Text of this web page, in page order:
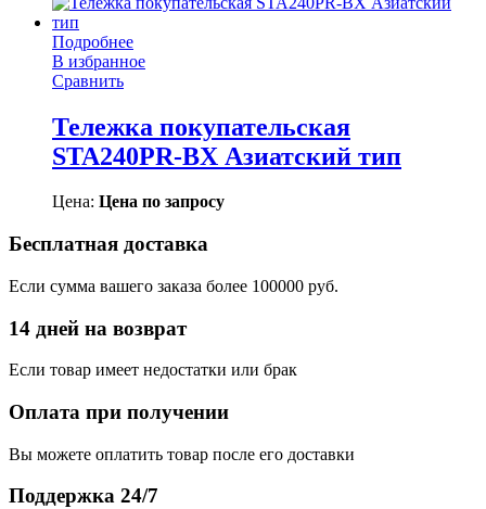
Подробнее
В избранное
Сравнить
Тележка покупательская
STA240PR-BX Азиатский тип
Цена: Цена по запросу
Бесплатная доставка
Если сумма вашего заказа более 100000 руб.
14 дней на возврат
Если товар имеет недостатки или брак
Оплата при получении
Вы можете оплатить товар после его доставки
Поддержка 24/7